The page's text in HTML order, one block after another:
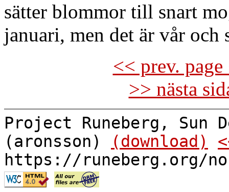
sätter blommor till snart
januari, men det är vår och
<< prev.
>> nästa
Project Runeberg, Sun
(aronsson)
(download)
https://runeberg.org/